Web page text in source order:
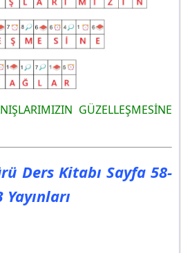
GÜZELLEŞMESİNE
Ders Kitabı Sayfa 58-